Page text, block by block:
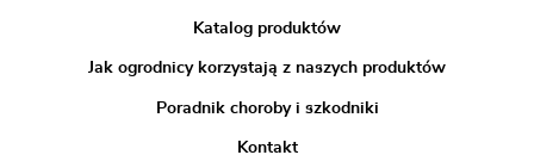
Katalog produktów
Jak ogrodnicy korzystają z naszych produktów
Poradnik choroby i szkodniki
Kontakt